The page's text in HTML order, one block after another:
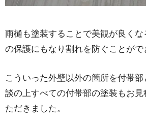
雨樋も塗装することで美観が良く
の保護にもなり割れを防ぐことがで
こういった外壁以外の箇所を付帯
談の上すべての付帯部の塗装もお
ただきました。